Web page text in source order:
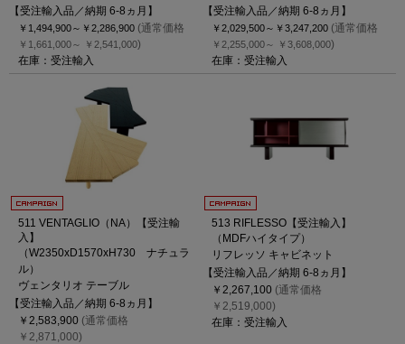
【受注輸入品／納期 6-8ヵ月】
￥1,494,900～ ￥2,286,900 (通常価格
￥1,661,000～ ￥2,541,000)
在庫：受注輸入
【受注輸入品／納期 6-8ヵ月】
￥2,029,500～ ￥3,247,200 (通常価格
￥2,255,000～ ￥3,608,000)
在庫：受注輸入
511 VENTAGLIO（NA）【受注輸
入】
（W2350xD1570xH730 ナチュラ
ル）
ヴェンタリオ テーブル
【受注輸入品／納期 6-8ヵ月】
￥2,583,900 (通常価格
￥2,871,000)
513 RIFLESSO【受注輸入】
（MDFハイタイプ）
リフレッソ キャビネット
【受注輸入品／納期 6-8ヵ月】
￥2,267,100 (通常価格
￥2,519,000)
在庫：受注輸入